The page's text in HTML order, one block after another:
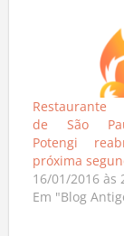
Restaurante
de São
Potengi
próxima
16/01/2016 às
Em "Blog